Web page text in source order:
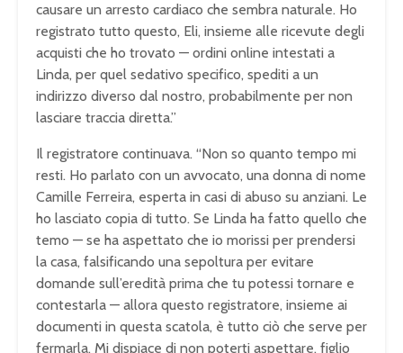
causare un arresto cardiaco che sembra naturale. Ho
registrato tutto questo, Eli, insieme alle ricevute degli
acquisti che ho trovato — ordini online intestati a
Linda, per quel sedativo specifico, spediti a un
indirizzo diverso dal nostro, probabilmente per non
lasciare traccia diretta.”
Il registratore continuava. “Non so quanto tempo mi
resti. Ho parlato con un avvocato, una donna di nome
Camille Ferreira, esperta in casi di abuso su anziani. Le
ho lasciato copia di tutto. Se Linda ha fatto quello che
temo — se ha aspettato che io morissi per prendersi
la casa, falsificando una sepoltura per evitare
domande sull’eredità prima che tu potessi tornare e
contestarla — allora questo registratore, insieme ai
documenti in questa scatola, è tutto ciò che serve per
fermarla. Mi dispiace di non poterti aspettare, figlio